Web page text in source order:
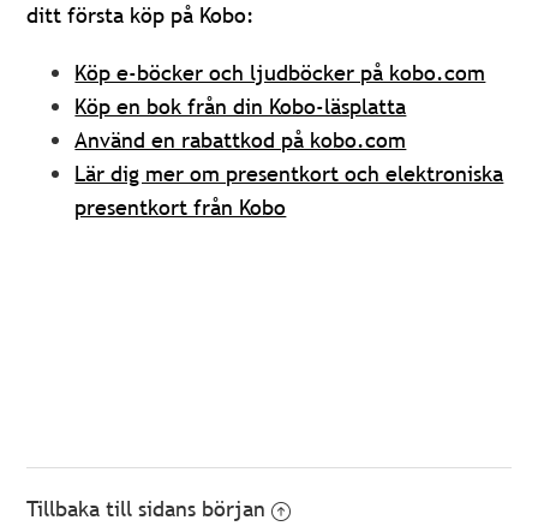
ditt första köp på Kobo:
Köp e-böcker och ljudböcker på kobo.com
Köp en bok från din Kobo-läsplatta
Använd en rabattkod på kobo.com
Lär dig mer om presentkort och elektroniska
presentkort från Kobo
Tillbaka till sidans början